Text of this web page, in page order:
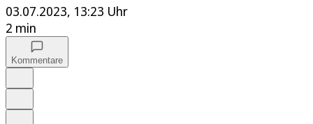
03.07.2023, 13:23 Uhr
2 min
Kommentare